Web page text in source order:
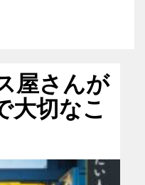
屋さんが
大切なこ